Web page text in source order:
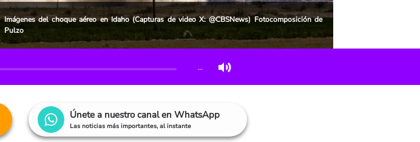
Imágenes del choque aéreo en Idaho (Capturas de video X: @CBSNews) Fotocomposición de
Pulzo
…
Únete a nuestro canal en WhatsApp
Las noticias más importantes, al instante